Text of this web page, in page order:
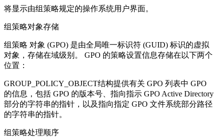
将显示由组策略规定的操作系统用户界面。
组策略对象存储
组策略 对象 (GPO) 是由全局唯一标识符 (GUID) 标识的虚拟
对象，存储在域级别。 GPO 的策略设置信息存储在以下两个
位置：
GROUP_POLICY_OBJECT结构提供有关 GPO 列表中 GPO
的信息，包括 GPO 的版本号、指向指示 GPO Active Directory
部分的字符串的指针，以及指向指定 GPO 文件系统部分路径
的字符串的指针。
组策略处理顺序